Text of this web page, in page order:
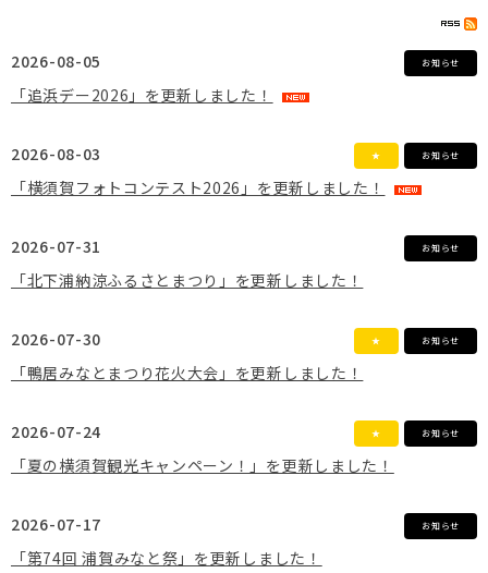
2026-08-05 お知らせ
「追浜デー2026」を更新しました！
2026-08-03 ★ お知らせ
「横須賀フォトコンテスト2026」を更新しました！
2026-07-31 お知らせ
「北下浦納涼ふるさとまつり」を更新しました！
2026-07-30 ★ お知らせ
「鴨居みなとまつり花火大会」を更新しました！
2026-07-24 ★ お知らせ
「夏の横須賀観光キャンペーン！」を更新しました！
2026-07-17 お知らせ
「第74回 浦賀みなと祭」を更新しました！